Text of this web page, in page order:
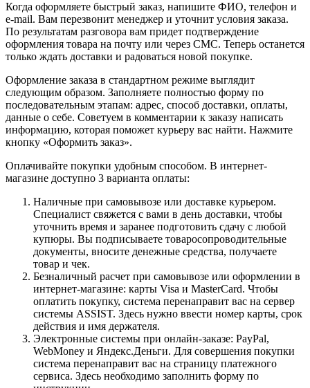
Когда оформляете быстрый заказ, напишите ФИО, телефон и
e-mail. Вам перезвонит менеджер и уточнит условия заказа.
По результатам разговора вам придет подтверждение
оформления товара на почту или через СМС. Теперь останется
только ждать доставки и радоваться новой покупке.
Оформление заказа в стандартном режиме выглядит
следующим образом. Заполняете полностью форму по
последовательным этапам: адрес, способ доставки, оплаты,
данные о себе. Советуем в комментарии к заказу написать
информацию, которая поможет курьеру вас найти. Нажмите
кнопку «Оформить заказ».
Оплачивайте покупки удобным способом. В интернет-
магазине доступно 3 варианта оплаты:
Наличные при самовывозе или доставке курьером.
Специалист свяжется с вами в день доставки, чтобы
уточнить время и заранее подготовить сдачу с любой
купюры. Вы подписываете товаросопроводительные
документы, вносите денежные средства, получаете
товар и чек.
Безналичный расчет при самовывозе или оформлении в
интернет-магазине: карты Visa и MasterCard. Чтобы
оплатить покупку, система перенаправит вас на сервер
системы ASSIST. Здесь нужно ввести номер карты, срок
действия и имя держателя.
Электронные системы при онлайн-заказе: PayPal,
WebMoney и Яндекс.Деньги. Для совершения покупки
система перенаправит вас на страницу платежного
сервиса. Здесь необходимо заполнить форму по